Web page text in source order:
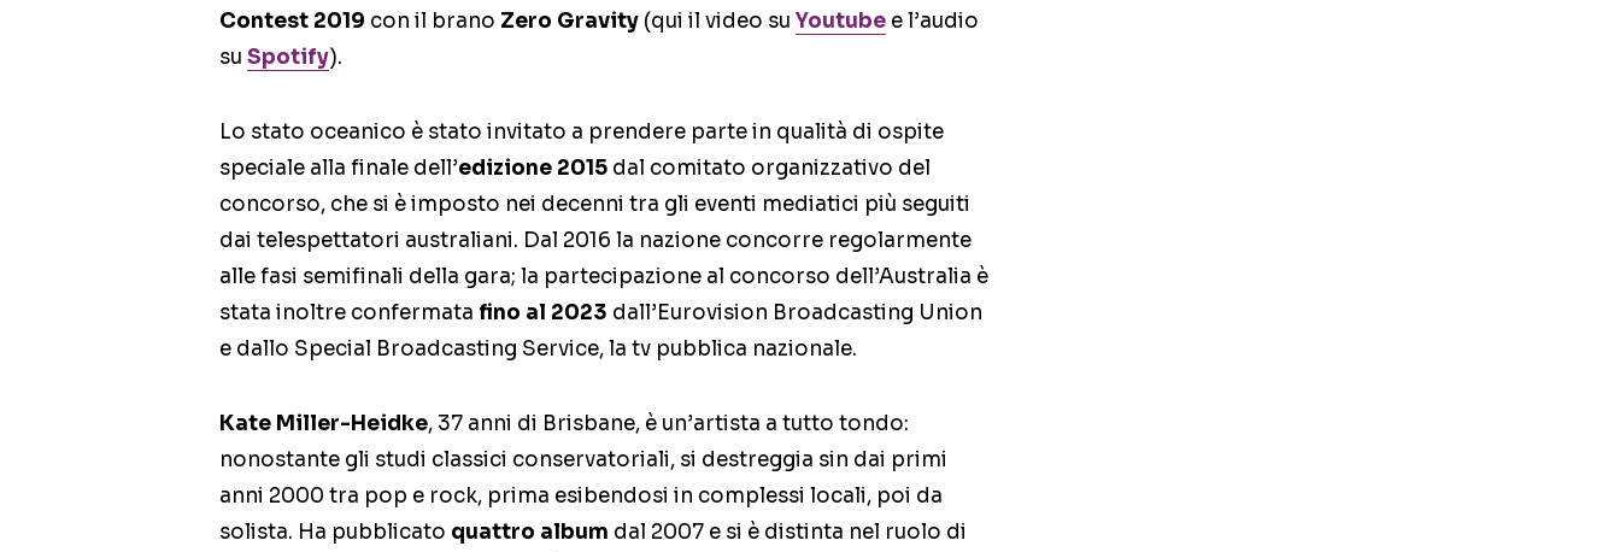
Contest 2019 con il brano Zero Gravity (qui il video su Youtube e l’audio
su Spotify).
Lo stato oceanico è stato invitato a prendere parte in qualità di ospite
speciale alla finale dell’edizione 2015 dal comitato organizzativo del
concorso, che si è imposto nei decenni tra gli eventi mediatici più seguiti
dai telespettatori australiani. Dal 2016 la nazione concorre regolarmente
alle fasi semifinali della gara; la partecipazione al concorso dell’Australia è
stata inoltre confermata fino al 2023 dall’Eurovision Broadcasting Union
e dallo Special Broadcasting Service, la tv pubblica nazionale.
Kate Miller-Heidke, 37 anni di Brisbane, è un’artista a tutto tondo:
nonostante gli studi classici conservatoriali, si destreggia sin dai primi
anni 2000 tra pop e rock, prima esibendosi in complessi locali, poi da
solista. Ha pubblicato quattro album dal 2007 e si è distinta nel ruolo di